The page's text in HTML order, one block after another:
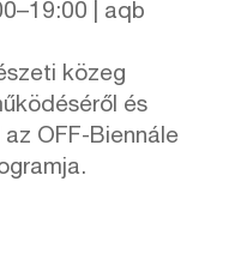
| aqb
közeg
és
OFF-Biennále